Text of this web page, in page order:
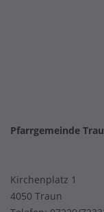
Pfarrgemeinde
Kirchenplatz 1
4050 Traun